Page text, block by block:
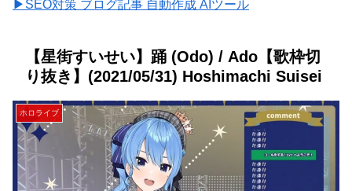
▶SEO対策 ブログ記事 自動作成 AIツール
【星街すいせい】踊 (Odo) / Ado【歌枠切
り抜き】(2021/05/31) Hoshimachi Suisei
ホロライブ